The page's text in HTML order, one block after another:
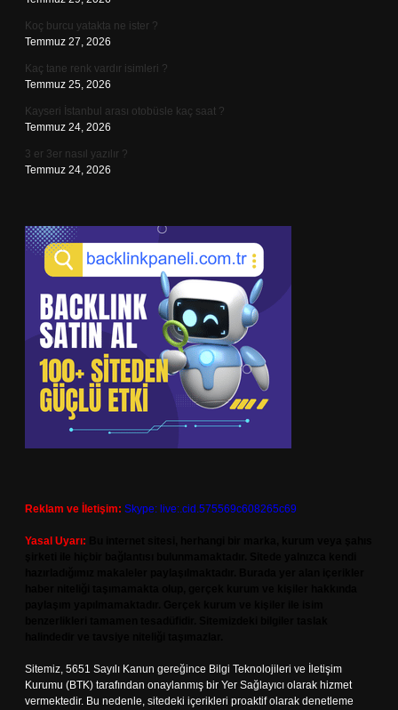
Koç burcu yatakta ne ister ?
Temmuz 27, 2026
Kaç tane renk vardır isimleri ?
Temmuz 25, 2026
Kayseri İstanbul arası otobüsle kaç saat ?
Temmuz 24, 2026
3 er 3er nasıl yazılır ?
Temmuz 24, 2026
Reklam ve İletişim: Skype: live:.cid.575569c608265c69
Yasal Uyarı:
Sitemiz, 5651 Sayılı Kanun gereğince Bilgi Teknolojileri ve İletişim
Kurumu (BTK) tarafından onaylanmış bir Yer Sağlayıcı olarak hizmet
vermektedir. Bu nedenle, sitedeki içerikleri proaktif olarak denetleme